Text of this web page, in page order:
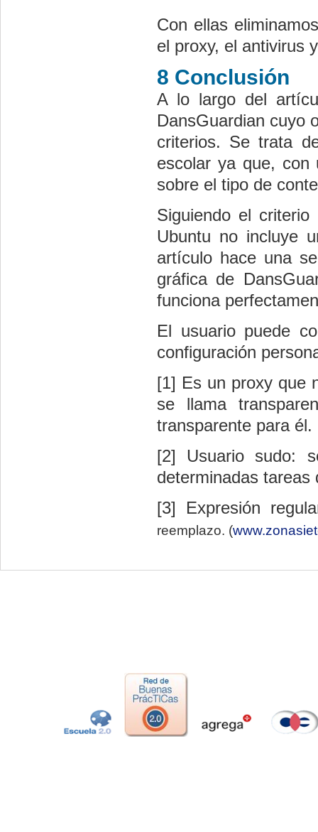
Con ellas
el proxy, el antivirus
8 Conclusión
A lo largo del
DansGuardian cuyo
criterios. Se trata
escolar ya que, con
sobre el tipo de
Siguiendo el
Ubuntu no incluye
artículo hace una
gráfica de
funciona
El usuario puede
configuración
[1] Es un proxy que
se llama
transparente para él.
[2] Usuario sudo:
determinadas tareas
[3] Expresión
reemplazo. (